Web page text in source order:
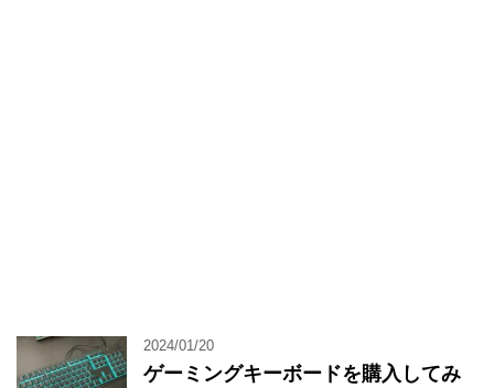
2024/01/20
ゲーミングキーボードを購入してみ